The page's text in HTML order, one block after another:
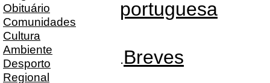
Obituário
Comunidades
Cultura
Ambiente
Desporto
Regional
portuguesa
.Breves